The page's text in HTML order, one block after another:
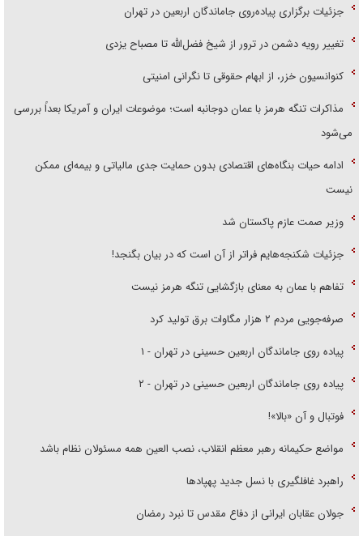
جزئیات برگزاری پیاده‌روی جاماندگان اربعین در تهران
تغییر رویه دشمن در ترور از شیخ فضل‌الله تا مصباح یزدی
کنوانسیون خزر، از ابهام حقوقی تا نگرانی امنیتی
مذاکرات تنگه هرمز با عمان دوجانبه است؛ موضوعات ایران و آمریکا بعداً بررسی
می‌شود
ادامه حیات بنگاه‌های اقتصادی بدون حمایت جدی مالیاتی و بیمه‌ای ممکن
نیست
وزیر صمت عازم پاکستان شد
جزئیات شکنجه‌هایم فراتر از آن است که در بیان بگنجد!
تفاهم با عمان به معنای بازگشایی تنگه هرمز نیست
صرفه‌جویی مردم ۲ هزار مگاوات برق تولید کرد
پیاده روی جاماندگان اربعین حسینی در تهران - ۱
پیاده روی جاماندگان اربعین حسینی در تهران - ۲
فوتبال و آن «بالا»!
مواضع حکیمانه رهبر معظم انقلاب، نصب العین همه مسئولان نظام باشد
راهبرد غافلگیری با نسل جدید پهپاد‌ها
جولان عقابان ایرانی از دفاع مقدس تا نبرد رمضان